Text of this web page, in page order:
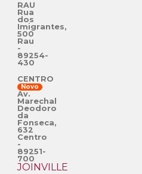
RAU
Rua
dos
Imigrantes,
500
Rau
-
89254-
430
CENTRO
Novo
Av.
Marechal
Deodoro
da
Fonseca,
632
Centro
-
89251-
700
JOINVILLE